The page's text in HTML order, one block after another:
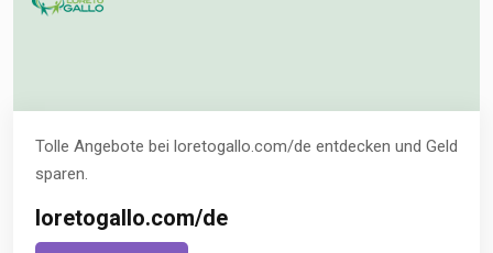
Tolle Angebote bei loretogallo.com/de entdecken und Geld
sparen.
loretogallo.com/de